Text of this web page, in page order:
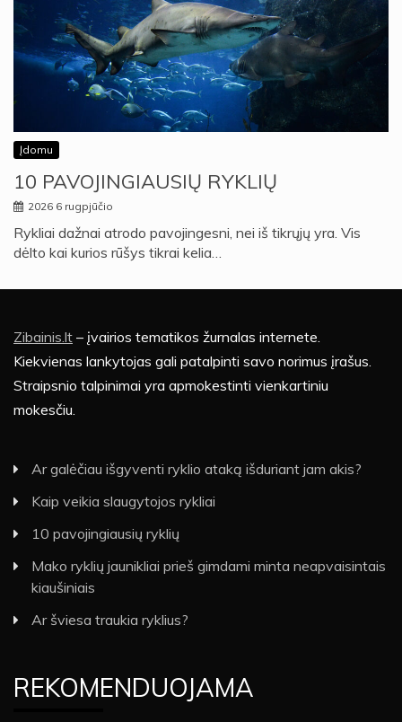
Įdomu
10 PAVOJINGIAUSIŲ RYKLIŲ
2026 6 rugpjūčio
Rykliai dažnai atrodo pavojingesni, nei iš tikrųjų yra. Vis
dėlto kai kurios rūšys tikrai kelia…
Zibainis.lt – įvairios tematikos žurnalas internete.
Kiekvienas lankytojas gali patalpinti savo norimus įrašus.
Straipsnio talpinimai yra apmokestinti vienkartiniu
mokesčiu.
Ar galėčiau išgyventi ryklio ataką išduriant jam akis?
Kaip veikia slaugytojos rykliai
10 pavojingiausių ryklių
Mako ryklių jaunikliai prieš gimdami minta neapvaisintais
kiaušiniais
Ar šviesa traukia ryklius?
REKOMENDUOJAMA